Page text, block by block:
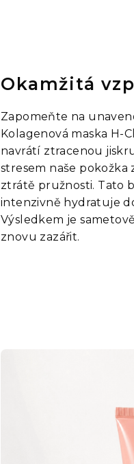
Okamžitá
Zapomeňte na
Kolagenová maska H-
navrátí ztracenou
stresem naše pokožka
ztrátě pružnosti. Tato
intenzivně hydratuje
Výsledkem je
znovu zazářit.